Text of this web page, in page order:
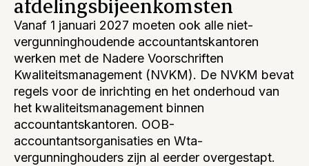
afdelingsbijeenkomsten
Vanaf 1 januari 2027 moeten ook alle niet-
vergunninghoudende accountantskantoren
werken met de Nadere Voorschriften
Kwaliteitsmanagement (NVKM). De NVKM bevat
regels voor de inrichting en het onderhoud van
het kwaliteitsmanagement binnen
accountantskantoren. OOB-
accountantsorganisaties en Wta-
vergunninghouders zijn al eerder overgestapt.